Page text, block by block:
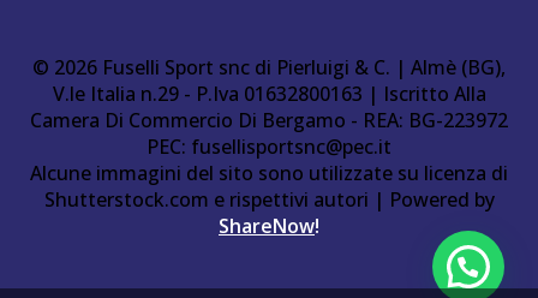
© 2026 Fuselli Sport snc di Pierluigi & C. | Almè (BG),
V.le Italia n.29 - P.Iva 01632800163 | Iscritto Alla
Camera Di Commercio Di Bergamo - REA: BG-223972
PEC: fusellisportsnc@pec.it
Alcune immagini del sito sono utilizzate su licenza di
Shutterstock.com e rispettivi autori | Powered by
ShareNow!